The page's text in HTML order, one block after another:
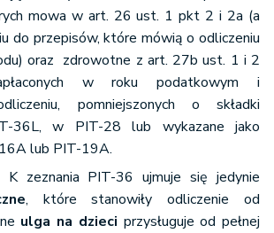
w roku podatkowym ze
na obowiązkowe
społeczne podatnika lub osób z nim
zgodnie z przepisami
obowiązkowego ubezpieczenia
obowiązującymi w innym niż
Polska państwie członkowskim
lub w innym państwie należącym
Obszaru Gospodarczego lub w
z zastrzeżeniem ust.
mowa w art. 26 ust. 1 pkt 2 i 2a (a
do przepisów, które mówią o odliczeniu
oraz zdrowotne z art. 27b ust. 1 i 2
w roku podatkowym i
pomniejszonych o składki
36L, w PIT-28 lub wykazane jako
lub PIT-19A.
zeznania PIT-36 ujmuje się jedynie
, które stanowiły odliczenie od
ulga na dzieci przysługuje od pełnej